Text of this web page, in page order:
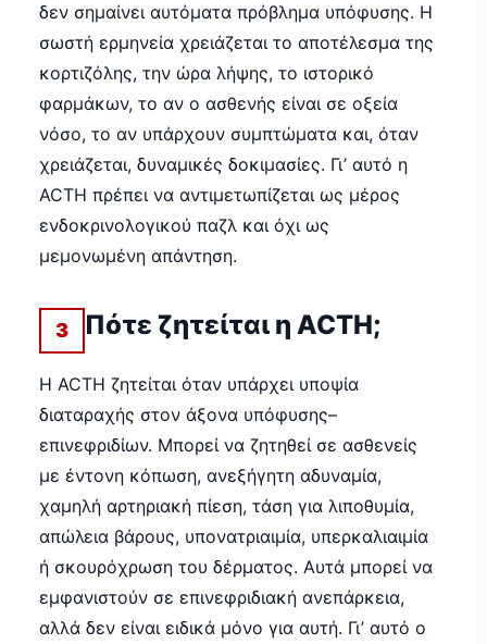
δεν σημαίνει αυτόματα πρόβλημα υπόφυσης. Η
σωστή ερμηνεία χρειάζεται το αποτέλεσμα της
κορτιζόλης, την ώρα λήψης, το ιστορικό
φαρμάκων, το αν ο ασθενής είναι σε οξεία
νόσο, το αν υπάρχουν συμπτώματα και, όταν
χρειάζεται, δυναμικές δοκιμασίες. Γι’ αυτό η
ACTH πρέπει να αντιμετωπίζεται ως μέρος
ενδοκρινολογικού παζλ και όχι ως
μεμονωμένη απάντηση.
3 Πότε ζητείται η ACTH;
Η ACTH ζητείται όταν υπάρχει υποψία
διαταραχής στον άξονα υπόφυσης–
επινεφριδίων. Μπορεί να ζητηθεί σε ασθενείς
με έντονη κόπωση, ανεξήγητη αδυναμία,
χαμηλή αρτηριακή πίεση, τάση για λιποθυμία,
απώλεια βάρους, υπονατριαιμία, υπερκαλιαιμία
ή σκουρόχρωση του δέρματος. Αυτά μπορεί να
εμφανιστούν σε επινεφριδιακή ανεπάρκεια,
αλλά δεν είναι ειδικά μόνο για αυτή. Γι’ αυτό ο